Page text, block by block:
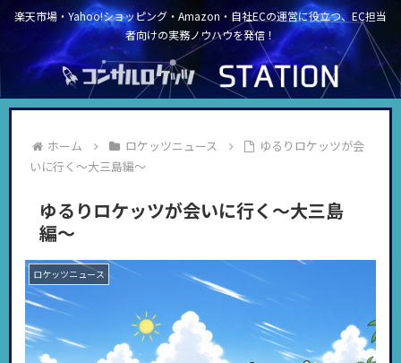
楽天市場・Yahoo!ショッピング・Amazon・自社ECの運営に役立つ、EC担当
者向けの実務ノウハウを発信！
ホーム ロケッツニュース
ゆるりロケッツが会
いに行く〜大三島編〜
ゆるりロケッツが会いに行く〜大三島
編〜
ロケッツニュース